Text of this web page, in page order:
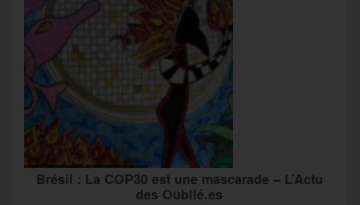
Brésil : La COP30 est une mascarade – L’Actu
des Oublié.es